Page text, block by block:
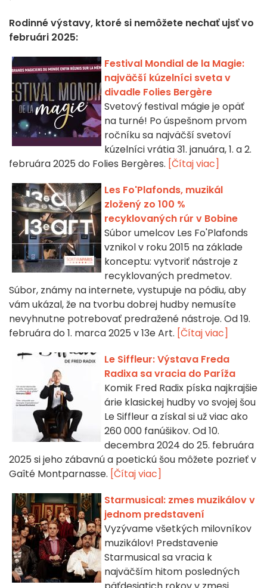
Rodinné výstavy, ktoré si nemôžete nechať ujsť vo
februári 2025:
Festival Mondial de la Magie:
najväčší kúzelníci sveta v
divadle Folies Bergère
Svetový festival mágie je opäť
na turné! Po úspešnom prvom
ročníku sa najväčší svetoví
kúzelníci vrátia 31. januára, 1. a 2.
februára 2025 do Folies Bergères. [Čítaj viac]
Les Fo'Plafonds, muzikál
zložený zo 100 %
recyklovaných rúr v Bobine
Súbor umelcov Les Fo'Plafonds
vznikol v roku 2015 na základe
konceptu: vytvoriť nástroje z
recyklovaných predmetov.
Súbor, známy na internete, vystupuje na pódiu, aby
vám ukázal, že na tvorbu dobrej hudby nemusíte
nevyhnutne potrebovať predražené nástroje. Od 19.
februára do 1. marca 2025 v 13e Art. [Čítaj viac]
Le Siffleur: Výstava Freda
Radixa sa vracia do Paríža
Komik Fred Radix píska najkrajšie
árie klasickej hudby vo svojej šou
Le Siffleur a získal si už viac ako
260 000 fanúšikov. Od 10.
decembra 2024 do 25. februára
2025 si jeho zábavnú a poetickú šou môžete pozrieť v
Gaîté Montparnasse. [Čítaj viac]
Starmusical: zmes muzikálov v
jednom predstavení
Vyzývame všetkých milovníkov
muzikálov! Predstavenie
Starmusical sa vracia k
najväčším hitom posledných